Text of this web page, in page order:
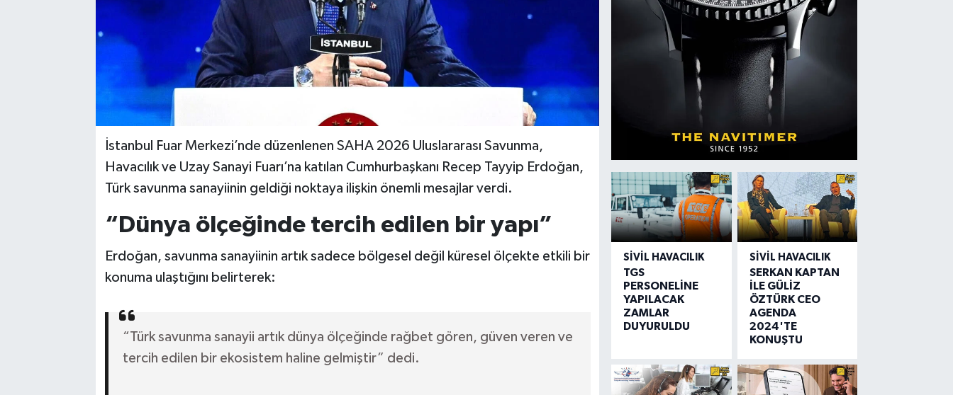
İstanbul Fuar Merkezi’nde düzenlenen SAHA 2026 Uluslararası Savunma,
Havacılık ve Uzay Sanayi Fuarı’na katılan Cumhurbaşkanı Recep Tayyip Erdoğan,
Türk savunma sanayiinin geldiği noktaya ilişkin önemli mesajlar verdi.
“Dünya ölçeğinde tercih edilen bir yapı”
Erdoğan, savunma sanayiinin artık sadece bölgesel değil küresel ölçekte etkili bir
konuma ulaştığını belirterek:
“Türk savunma sanayii artık dünya ölçeğinde rağbet gören, güven veren ve
tercih edilen bir ekosistem haline gelmiştir” dedi.
SIVIL HAVACILIK
TGS
PERSONELİNE
YAPILACAK
ZAMLAR
DUYURULDU
SIVIL HAVACILIK
SERKAN KAPTAN
İLE GÜLİZ
ÖZTÜRK CEO
AGENDA
2024'TE
KONUŞTU